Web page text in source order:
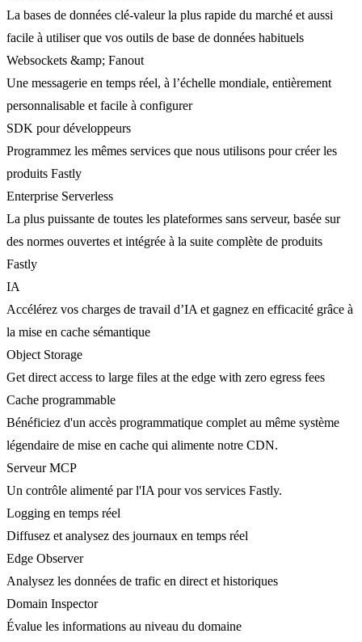
La bases de données clé-valeur la plus rapide du marché et aussi
facile à utiliser que vos outils de base de données habituels
Websockets &amp; Fanout
Une messagerie en temps réel, à l’échelle mondiale, entièrement
personnalisable et facile à configurer
SDK pour développeurs
Programmez les mêmes services que nous utilisons pour créer les
produits Fastly
Enterprise Serverless
La plus puissante de toutes les plateformes sans serveur, basée sur
des normes ouvertes et intégrée à la suite complète de produits
Fastly
IA
Accélérez vos charges de travail d’IA et gagnez en efficacité grâce à
la mise en cache sémantique
Object Storage
Get direct access to large files at the edge with zero egress fees
Cache programmable
Bénéficiez d'un accès programmatique complet au même système
légendaire de mise en cache qui alimente notre CDN.
Serveur MCP
Un contrôle alimenté par l'IA pour vos services Fastly.
Logging en temps réel
Diffusez et analysez des journaux en temps réel
Edge Observer
Analysez les données de trafic en direct et historiques
Domain Inspector
Évalue les informations au niveau du domaine